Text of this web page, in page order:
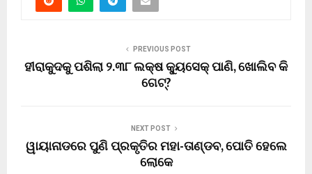
PREVIOUS POST
ହୀରାକୁଦକୁ ପଶିଲା ୨.୩୮ ଲକ୍ଷ କ୍ୟୁସେକ୍ ପାଣି, ଖୋଲିବ କି
ଗେଟ୍?
NEXT POST
ୱାୟାନାଡରେ ପୁଣି ପ୍ରକୃତିର ମହା-ତାଣ୍ଡବ, ପୋତି ହେଲେ
ଲୋକେ